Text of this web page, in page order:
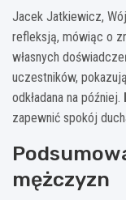
Jacek Jatkiewicz,
refleksją, mówiąc o
własnych
uczestników,
odkładana na później.
zapewnić spokój
mężczyzn